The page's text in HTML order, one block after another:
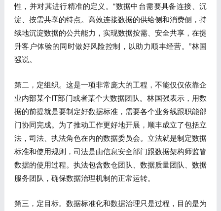
性，并对其进行精准的定义。“数据中台需要具备连接、沉
淀、按需共享的特点。高效连接数据的供给侧和消费侧，持
续地沉淀数据的公共能力，实现数据按需、安全共享，在提
升客户体验的同时做好风险控制，以助力顺丰经营。”林国
强说。
第二，定组织。这是一项非常庞大的工程，不能仅仅依靠企
业内部某个IT部门或者某个大数据团队。林国强表示，用数
据的前提就是要制定好数据标准，需要各个业务线跟职能部
门协同完成。为了推动工作更好地开展，顺丰成立了包括立
法，司法、执法角色在内的数据委员会。立法就是制定数据
标准和使用规则，司法是由信息安全部门跟数据架构师监管
数据的使用过程。执法包含数仓团队、数据质量团队、数据
服务团队，确保数据治理机制的正常运转。
第三，定目标。数据标准化和数据治理只是过程，目的是为